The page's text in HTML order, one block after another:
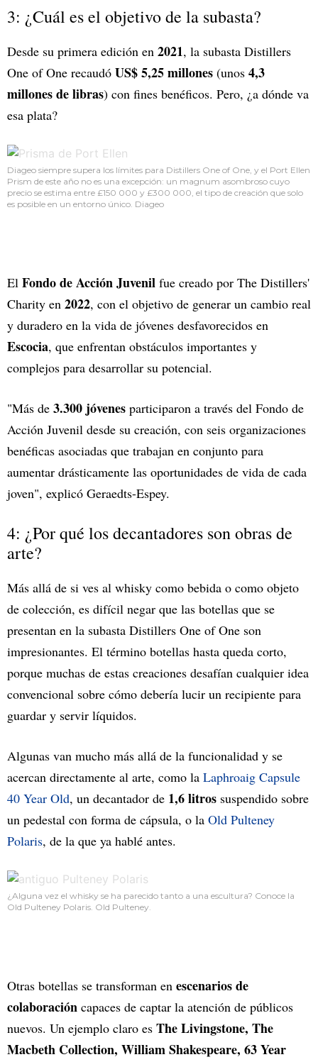
3: ¿Cuál es el objetivo de la subasta?
Desde su primera edición en 2021, la subasta Distillers
One of One recaudó US$ 5,25 millones (unos 4,3
millones de libras) con fines benéficos. Pero, ¿a dónde va
esa plata?
Diageo siempre supera los límites para Distillers One of One, y el Port Ellen
Prism de este año no es una excepción: un magnum asombroso cuyo
precio se estima entre £150 000 y £300 000, el tipo de creación que solo
es posible en un entorno único. Diageo
El Fondo de Acción Juvenil fue creado por The Distillers'
Charity en 2022, con el objetivo de generar un cambio real
y duradero en la vida de jóvenes desfavorecidos en
Escocia, que enfrentan obstáculos importantes y
complejos para desarrollar su potencial.
"Más de 3.300 jóvenes participaron a través del Fondo de
Acción Juvenil desde su creación, con seis organizaciones
benéficas asociadas que trabajan en conjunto para
aumentar drásticamente las oportunidades de vida de cada
joven", explicó Geraedts-Espey.
4: ¿Por qué los decantadores son obras de
arte?
Más allá de si ves al whisky como bebida o como objeto
de colección, es difícil negar que las botellas que se
presentan en la subasta Distillers One of One son
impresionantes. El término botellas hasta queda corto,
porque muchas de estas creaciones desafían cualquier idea
convencional sobre cómo debería lucir un recipiente para
guardar y servir líquidos.
Algunas van mucho más allá de la funcionalidad y se
acercan directamente al arte, como la Laphroaig Capsule
40 Year Old, un decantador de 1,6 litros suspendido sobre
un pedestal con forma de cápsula, o la Old Pulteney
Polaris, de la que ya hablé antes.
¿Alguna vez el whisky se ha parecido tanto a una escultura? Conoce la
Old Pulteney Polaris. Old Pulteney.
Otras botellas se transforman en escenarios de
colaboración capaces de captar la atención de públicos
nuevos. Un ejemplo claro es The Livingstone, The
Macbeth Collection, William Shakespeare, 63 Year